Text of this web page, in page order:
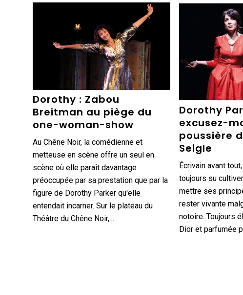
Dorothy : Zabou
Breitman au piège du
one-woman-show
Au Chêne Noir, la comédienne et
metteuse en scène offre un seul en
scène où elle paraît davantage
préoccupée par sa prestation que par la
figure de Dorothy Parker qu'elle
entendait incarner. Sur le plateau du
Théâtre du Chêne Noir,…
Dorothy
excusez-
poussière
Seigle
Écrivain avant
toujours su
mettre ses
rester vivante
notoire. Toujours
Dior et parfumée